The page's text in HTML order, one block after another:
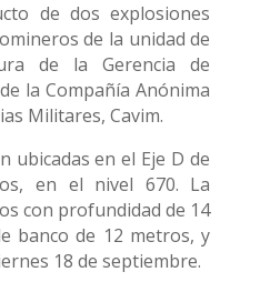
de dos explosiones
de la unidad de
de la Gerencia de
la Compañía Anónima
Militares, Cavim.
ubicadas en el Eje D de
en el nivel 670. La
con profundidad de 14
banco de 12 metros, y
18 de septiembre.